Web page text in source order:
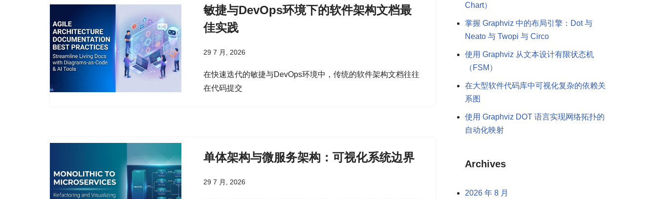
敏捷与DevOps环境下的软件架构文档最
佳实践
29 7 月, 2026
在快速迭代的敏捷与DevOps环境中，传统的软件架构文档往往
在代码提交
单体架构与微服务架构：可视化系统边界
29 7 月, 2026
Chart）
掌握 Graphviz 中的布局引擎：Dot 与
Neato 与 Twopi 与 Circo
使用 Graphviz 从文本设计有限状态机
（FSM）
在大型软件代码库中可视化复杂的依赖关
系图
使用 Graphviz DOT 语言实现网络拓扑的
自动化映射
Archives
2026 年 8 月